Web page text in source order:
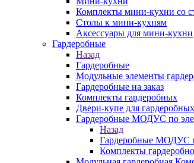
Комплекты мини-кухни со
Столы к мини-кухням
Аксессуары для мини-кухни
Гардеробные
Назад
Гардеробные
Модульные элементы
Гардеробные на заказ
Комплекты гардеробных
Двери-купе для гардеробных
Гардеробные МОДУС по
Назад
Гардеробные МОДУС
Комплекты